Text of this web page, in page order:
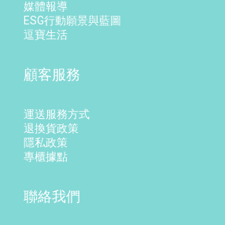
媒體報導
ESG行動願景與藍圖
逗寶生活
顧客服務
運送服務方式
退換貨政策
隱私政策
專櫃據點
聯絡我們